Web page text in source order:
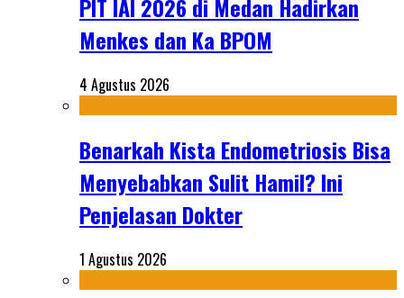
PIT IAI 2026 di Medan Hadirkan
Menkes dan Ka BPOM
4 Agustus 2026
Benarkah Kista Endometriosis Bisa
Menyebabkan Sulit Hamil? Ini
Penjelasan Dokter
1 Agustus 2026